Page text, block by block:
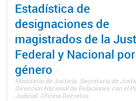
Estadística de
designaciones de
magistrados de la
Federal y Nacional por
género
Ministerio de Justicia. Secretaría de
Dirección Nacional de Relaciones con el
Judicial. Oficina Decretos